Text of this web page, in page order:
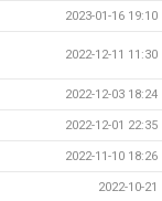
2023-01-16 19:10
2022-12-11 11:30
2022-12-03 18:24
2022-12-01 22:35
2022-11-10 18:26
2022-10-21